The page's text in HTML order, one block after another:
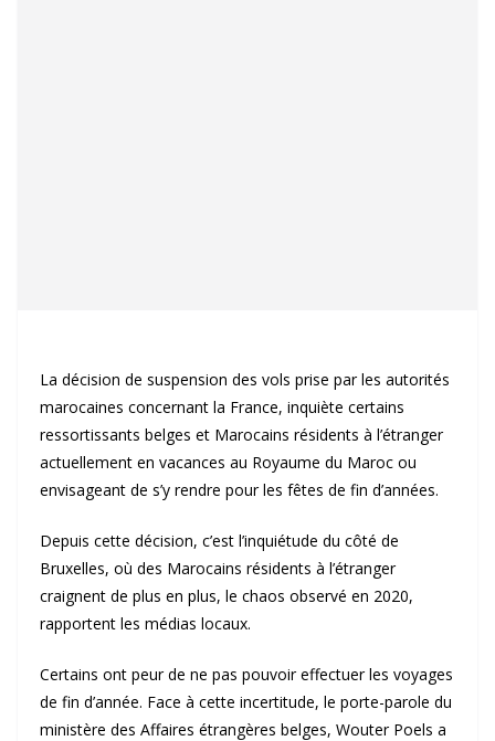
La décision de suspension des vols prise par les autorités
marocaines concernant la France, inquiète certains
ressortissants belges et Marocains résidents à l’étranger
actuellement en vacances au Royaume du Maroc ou
envisageant de s’y rendre pour les fêtes de fin d’années.
Depuis cette décision, c’est l’inquiétude du côté de
Bruxelles, où des Marocains résidents à l’étranger
craignent de plus en plus, le chaos observé en 2020,
rapportent les médias locaux.
Certains ont peur de ne pas pouvoir effectuer les voyages
de fin d’année. Face à cette incertitude, le porte-parole du
ministère des Affaires étrangères belges, Wouter Poels a